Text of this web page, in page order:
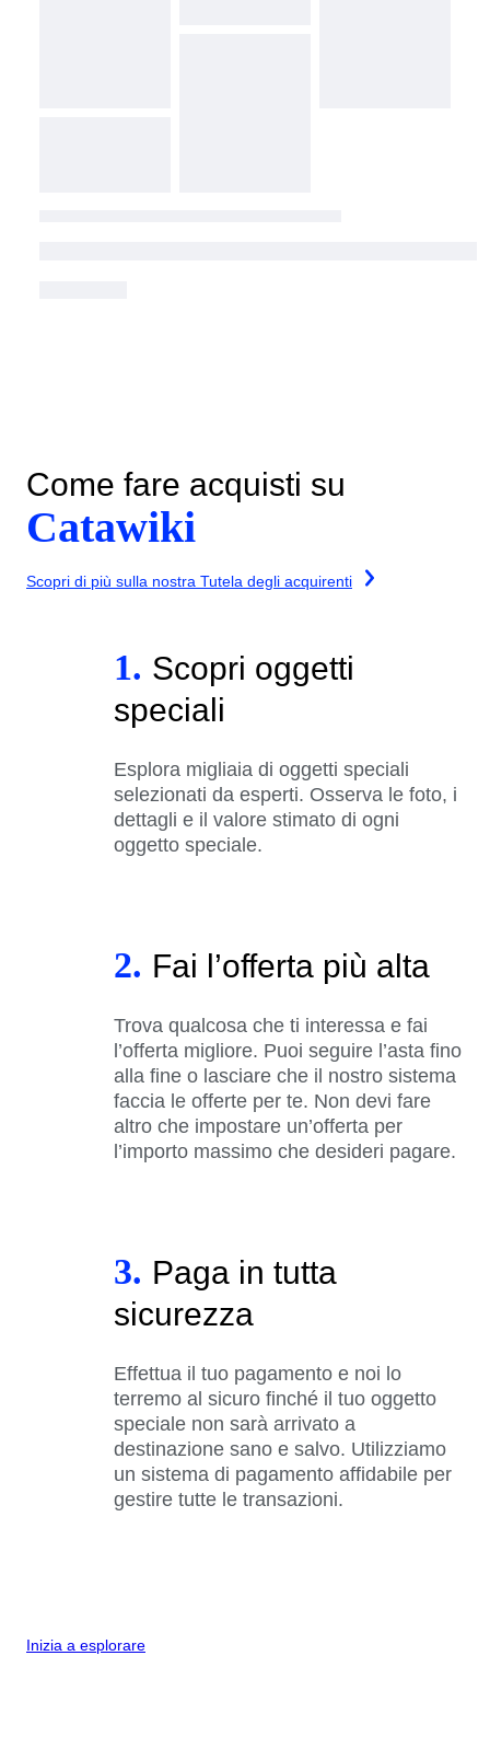
Come fare acquisti su
Catawiki
Scopri di più sulla nostra Tutela degli acquirenti
1. Scopri oggetti
speciali
Esplora migliaia di oggetti speciali
selezionati da esperti. Osserva le foto, i
dettagli e il valore stimato di ogni
oggetto speciale.
2. Fai l’offerta più alta
Trova qualcosa che ti interessa e fai
l’offerta migliore. Puoi seguire l’asta fino
alla fine o lasciare che il nostro sistema
faccia le offerte per te. Non devi fare
altro che impostare un’offerta per
l’importo massimo che desideri pagare.
3. Paga in tutta
sicurezza
Effettua il tuo pagamento e noi lo
terremo al sicuro finché il tuo oggetto
speciale non sarà arrivato a
destinazione sano e salvo. Utilizziamo
un sistema di pagamento affidabile per
gestire tutte le transazioni.
Inizia a esplorare